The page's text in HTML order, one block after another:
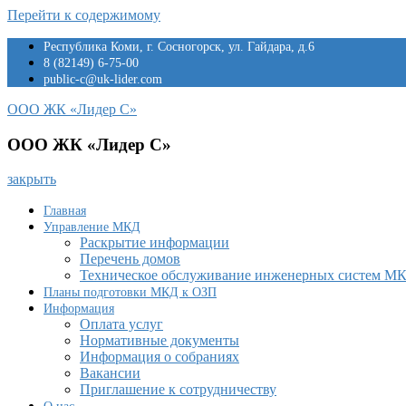
Перейти к содержимому
Республика Коми, г. Сосногорск, ул. Гайдара, д.6
8 (82149) 6-75-00
public-c@uk-lider.com
ООО ЖК «Лидер С»
ООО ЖК «Лидер С»
закрыть
Главная
Управление МКД
Раскрытие информации
Перечень домов
Техническое обслуживание инженерных систем
Планы подготовки МКД к ОЗП
Информация
Оплата услуг
Нормативные документы
Информация о собраниях
Вакансии
Приглашение к сотрудничеству